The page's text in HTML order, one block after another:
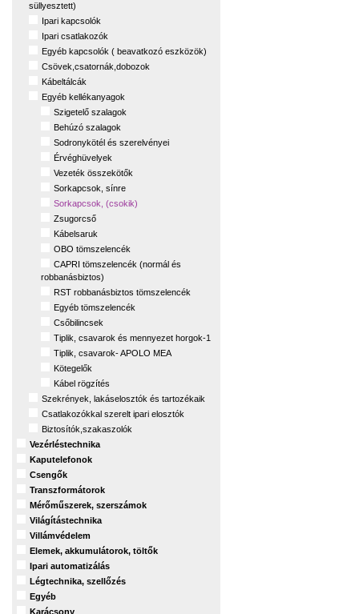
süllyesztett)
Ipari kapcsolók
Ipari csatlakozók
Egyéb kapcsolók ( beavatkozó eszközök)
Csövek,csatornák,dobozok
Kábeltálcák
Egyéb kellékanyagok
Szigetelő szalagok
Behúzó szalagok
Sodronykötél és szerelvényei
Érvéghüvelyek
Vezeték összekötők
Sorkapcsok, sínre
Sorkapcsok, (csokik)
Zsugorcső
Kábelsaruk
OBO tömszelencék
CAPRI tömszelencék (normál és
robbanásbiztos)
RST robbanásbiztos tömszelencék
Egyéb tömszelencék
Csőbilincsek
Tiplik, csavarok és mennyezet horgok-1
Tiplik, csavarok- APOLO MEA
Kötegelők
Kábel rögzítés
Szekrények, lakáselosztók és tartozékaik
Csatlakozókkal szerelt ipari elosztók
Biztosítók,szakaszolók
Vezérléstechnika
Kaputelefonok
Csengők
Transzformátorok
Mérőműszerek, szerszámok
Világítástechnika
Villámvédelem
Elemek, akkumulátorok, töltők
Ipari automatizálás
Légtechnika, szellőzés
Egyéb
Karácsony